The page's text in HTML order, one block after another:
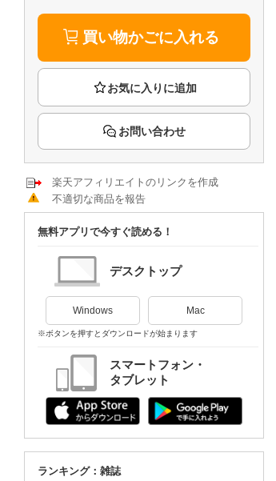
Rチャンネル
楽天チケット
エンタメニュース
推し楽
買い物かごに入れる
お問い合わせ
楽天アフィリエイトのリンクを作成
不適切な商品を報告
無料アプリで今すぐ読める！
デスクトップ
Windows Mac
※ボタンを押すとダウンロードが始まります
スマートフォン・
タブレット
ランキング：雑誌